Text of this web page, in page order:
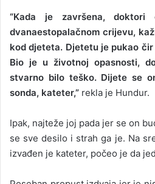
“Kada je završena,
dvanaestopalačnom crijevu,
kod djeteta. Djetetu je pukao
Bio je u životnoj opasnosti,
stvarno bilo teško. Dijete se
sonda, kateter,” rekla je Hundur.
Ipak, najteže joj pada jer se on
se sve desilo i strah ga je. Na
izvađen je kateter, počeo je da